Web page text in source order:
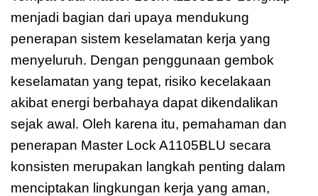
menjadi bagian dari upaya mendukung
penerapan sistem keselamatan kerja yang
menyeluruh. Dengan penggunaan gembok
keselamatan yang tepat, risiko kecelakaan
akibat energi berbahaya dapat dikendalikan
sejak awal. Oleh karena itu, pemahaman dan
penerapan Master Lock A1105BLU secara
konsisten merupakan langkah penting dalam
menciptakan lingkungan kerja yang aman,